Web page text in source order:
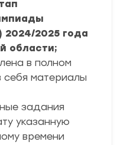
2025 года
области;
в полном
себя материалы
задания
указанную
времени